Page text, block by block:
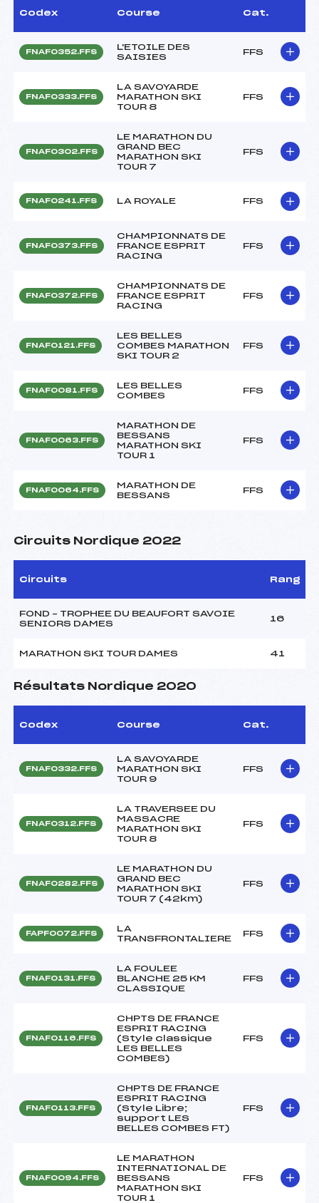
Codex Course Cat.
FNAF0352.FFS
L'ETOILE DES
SAISIES
FFS
FNAF0333.FFS
LA SAVOYARDE
MARATHON SKI
TOUR 8
FFS
FNAF0302.FFS
LE MARATHON DU
GRAND BEC
MARATHON SKI
TOUR 7
FFS
FNAF0241.FFS LA ROYALE FFS
FNAF0373.FFS
CHAMPIONNATS DE
FRANCE ESPRIT
RACING
FFS
FNAF0372.FFS
CHAMPIONNATS DE
FRANCE ESPRIT
RACING
FFS
FNAF0121.FFS
LES BELLES
COMBES MARATHON
SKI TOUR 2
FFS
FNAF0081.FFS
LES BELLES
COMBES
FFS
FNAF0063.FFS
MARATHON DE
BESSANS
MARATHON SKI
TOUR 1
FFS
FNAF0064.FFS
MARATHON DE
BESSANS
FFS
Circuits Nordique 2022
Circuits Rang
FOND – TROPHEE DU BEAUFORT SAVOIE
SENIORS DAMES
16
MARATHON SKI TOUR DAMES 41
Résultats Nordique 2020
Codex Course Cat.
FNAF0332.FFS
LA SAVOYARDE
MARATHON SKI
TOUR 9
FFS
FNAF0312.FFS
LA TRAVERSEE DU
MASSACRE
MARATHON SKI
TOUR 8
FFS
FNAF0282.FFS
LE MARATHON DU
GRAND BEC
MARATHON SKI
TOUR 7 (42km)
FFS
FAPF0072.FFS
LA
TRANSFRONTALIERE
FFS
FNAF0131.FFS
LA FOULEE
BLANCHE 25 KM
CLASSIQUE
FFS
FNAF0116.FFS
CHPTS DE FRANCE
ESPRIT RACING
(Style classique
LES BELLES
COMBES)
FFS
FNAF0113.FFS
CHPTS DE FRANCE
ESPRIT RACING
(Style Libre;
support LES
BELLES COMBES FT)
FFS
FNAF0094.FFS
LE MARATHON
INTERNATIONAL DE
BESSANS
MARATHON SKI
TOUR 1
FFS